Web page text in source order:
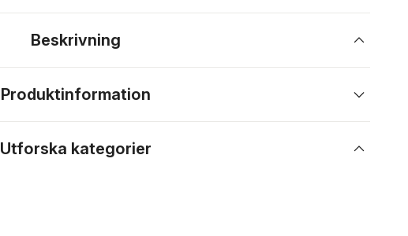
Beskrivning
Produktinformation
Utforska kategorier